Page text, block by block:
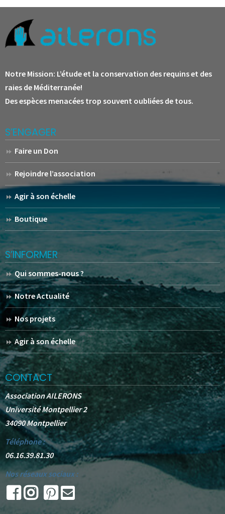
Notre Mission: L’étude et la conservation des requins et des
raies de Méditerranée!
Des espèces menacées trop souvent oubliées de tous.
S’ENGAGER
Faire un Don
Rejoindre l’association
Agir à son échelle
Boutique
S’INFORMER
Qui sommes-nous ?
Notre Actualité
Nos projets
Agir à son échelle
CONTACT
Association AILERONS
Université Montpellier 2
34090 Montpellier
Téléphone :
06.16.39.81.30
Nos réseaux sociaux :